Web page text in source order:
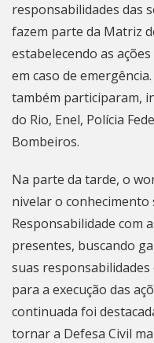
responsabilidades das
fazem parte da Matriz
estabelecendo as
em caso de
também participaram,
do Rio, Enel, Polícia
Bombeiros.
Na parte da tarde, o
nivelar o
Responsabilidade com
presentes, buscando
suas
para a execução das
continuada foi
tornar a Defesa Civil